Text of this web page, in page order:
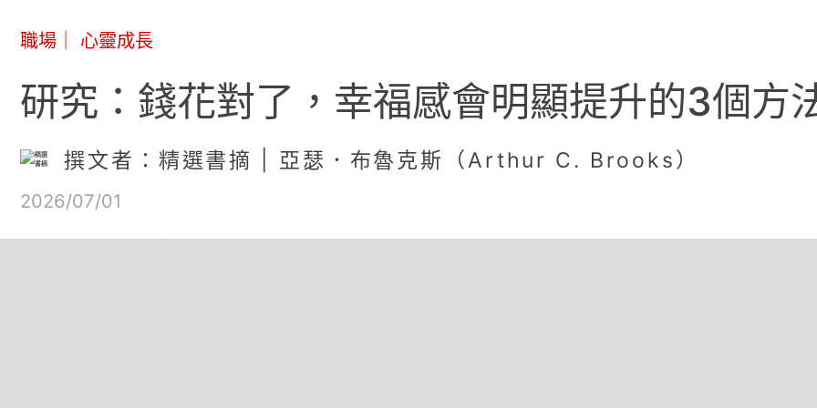
職場｜ 心靈成長
研究：錢花對了，幸福感會明顯提升的3個方
撰文者：精選書摘 | 亞瑟．布魯克斯（Arthur C. Brooks）
2026/07/01